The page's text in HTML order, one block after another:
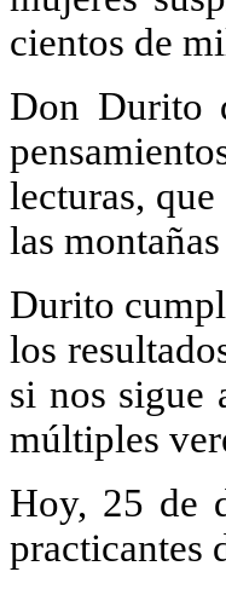
cientos de
Don Durito
lecturas,
las
Durito
los
si nos sigue
múltiples
Hoy, 25 de
practicantes